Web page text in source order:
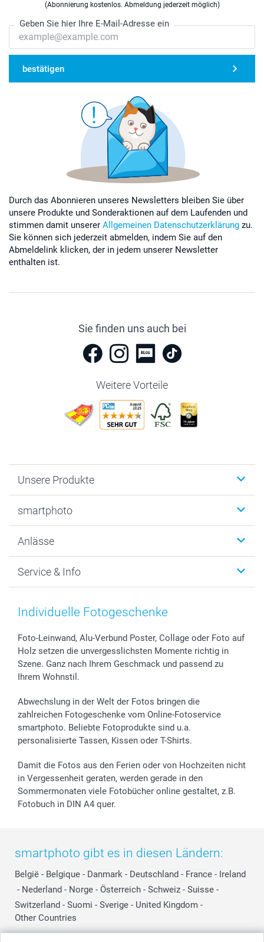
(Abonnierung kostenlos. Abmeldung jederzeit möglich)
Geben Sie hier Ihre E-Mail-Adresse ein
bestätigen
Durch das Abonnieren unseres Newsletters bleiben Sie über
unsere Produkte und Sonderaktionen auf dem Laufenden und
stimmen damit unserer Allgemeinen Datenschutzerklärung zu.
Sie können sich jederzeit abmelden, indem Sie auf den
Abmeldelink klicken, der in jedem unserer Newsletter
enthalten ist.
Sie finden uns auch bei
Weitere Vorteile
Unsere Produkte
Fotogeschenke
MyNameBook
Fotoabzüge, Fotos als Buch & Poster
Zubehör & Material
Foto-Kalender & Agenden
Sticker & Etiketten
Geschenk-Gutscheine (PDF)
smartphoto
Warum smartphoto
Datenschutz
AGB
Presse
Partnerprogramme
Investor Relations
B2B smartbusiness
Widerrufsrecht
Anlässe
Neujahr
Muttertag
Kommunion & Konfirmation
Hochzeit
Geburtstag
Geburt
Zu allen Anlässen
Service & Info
Preise und Versandkosten
48h Lieferung
Zahlungsmöglichkeiten
Anmelden /Registrieren
Sitemap
Status der Bestellung
smartfriends
smartgarantie
smartbonus
Individuelle Fotogeschenke
Foto-Leinwand, Alu-Verbund Poster, Collage oder Foto auf
Holz setzen die unvergesslichsten Momente richtig in
Szene. Ganz nach Ihrem Geschmack und passend zu
Ihrem Wohnstil.
Abwechslung in der Welt der Fotos bringen die
zahlreichen Fotogeschenke vom Online-Fotoservice
smartphoto. Beliebte Fotoprodukte sind u.a.
personalisierte Tassen, Kissen oder T-Shirts.
Damit die Fotos aus den Ferien oder von Hochzeiten nicht
in Vergessenheit geraten, werden gerade in den
Sommermonaten viele Fotobücher online gestaltet, z.B.
Fotobuch in DIN A4 quer.
smartphoto gibt es in diesen Ländern:
België - Belgique - Danmark - Deutschland - France - Ireland
- Nederland - Norge - Österreich - Schweiz - Suisse -
Switzerland - Suomi - Sverige - United Kingdom -
Other Countries